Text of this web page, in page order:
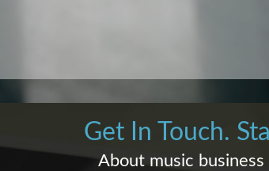
Get In Touch.
About music